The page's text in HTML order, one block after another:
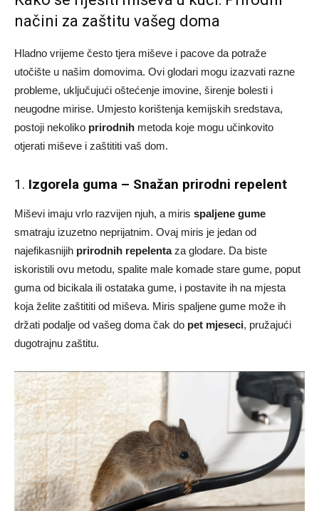
načini za zaštitu vašeg doma
Hladno vrijeme često tjera miševe i pacove da potraže
utočište u našim domovima. Ovi glodari mogu izazvati razne
probleme, uključujući oštećenje imovine, širenje bolesti i
neugodne mirise. Umjesto korištenja kemijskih sredstava,
postoji nekoliko prirodnih metoda koje mogu učinkovito
otjerati miševe i zaštititi vaš dom.
1. Izgorela guma – Snažan prirodni repelent
Miševi imaju vrlo razvijen njuh, a miris spaljene gume
smatraju izuzetno neprijatnim. Ovaj miris je jedan od
najefikasnijih prirodnih repelentaza glodare. Da biste
iskoristili ovu metodu, spalite male komade stare gume, poput
guma od bicikala ili ostataka gume, i postavite ih na mjesta
koja želite zaštititi od miševa. Miris spaljene gume može ih
držati podalje od vašeg doma čak do pet mjeseci, pružajući
dugotrajnu zaštitu.